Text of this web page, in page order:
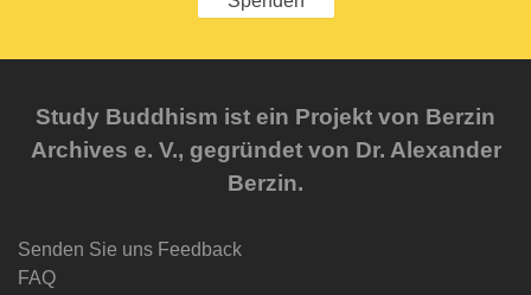
Study Buddhism ist ein Projekt von Berzin
Archives e. V., gegründet von Dr. Alexander
Berzin.
Senden Sie uns Feedback
FAQ